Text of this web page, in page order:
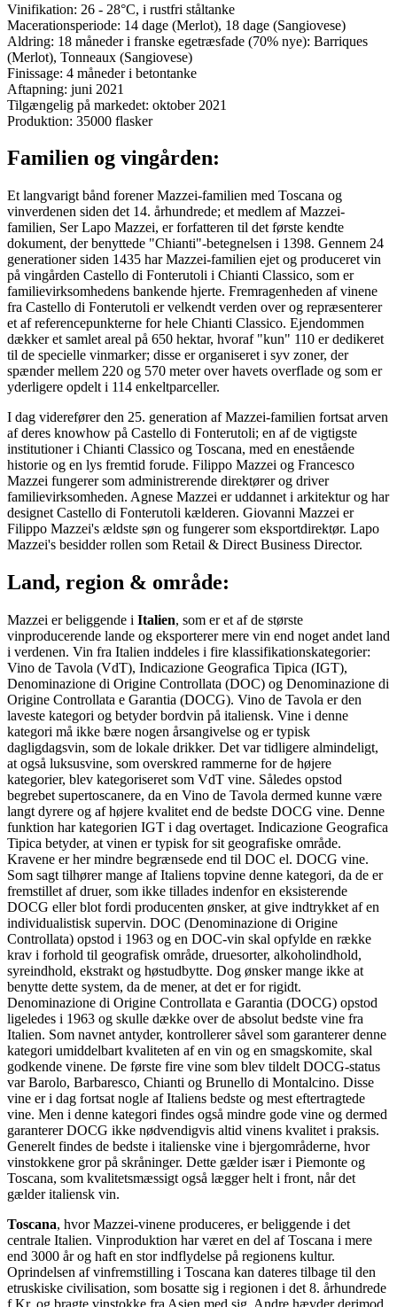
Vinifikation: 26 - 28°C, i rustfri ståltanke
Macerationsperiode: 14 dage (Merlot), 18 dage (Sangiovese)
Aldring: 18 måneder i franske egetræsfade (70% nye): Barriques
(Merlot), Tonneaux (Sangiovese)
Finissage: 4 måneder i betontanke
Aftapning: juni 2021
Tilgængelig på markedet: oktober 2021
Produktion: 35000 flasker
Familien og vingården:
Et langvarigt bånd forener Mazzei-familien med Toscana og
vinverdenen siden det 14. århundrede; et medlem af Mazzei-
familien, Ser Lapo Mazzei, er forfatteren til det første kendte
dokument, der benyttede "Chianti"-betegnelsen i 1398. Gennem 24
generationer siden 1435 har Mazzei-familien ejet og produceret vin
på vingården Castello di Fonterutoli i Chianti Classico, som er
familievirksomhedens bankende hjerte. Fremragenheden af vinene
fra Castello di Fonterutoli er velkendt verden over og repræsenterer
et af referencepunkterne for hele Chianti Classico. Ejendommen
dækker et samlet areal på 650 hektar, hvoraf "kun" 110 er dedikeret
til de specielle vinmarker; disse er organiseret i syv zoner, der
spænder mellem 220 og 570 meter over havets overflade og som er
yderligere opdelt i 114 enkeltparceller.
I dag viderefører den 25. generation af Mazzei-familien fortsat arven
af deres knowhow på Castello di Fonterutoli; en af ​​de vigtigste
institutioner i Chianti Classico og Toscana, med en enestående
historie og en lys fremtid forude. Filippo Mazzei og Francesco
Mazzei fungerer som administrerende direktører og driver
familievirksomheden. Agnese Mazzei er uddannet i arkitektur og har
designet Castello di Fonterutoli kælderen. Giovanni Mazzei er
Filippo Mazzei's ældste søn og fungerer som eksportdirektør. Lapo
Mazzei's besidder rollen som Retail & Direct Business Director.
Land, region & område:
Mazzei er beliggende i Italien, som er et af de største
vinproducerende lande og eksporterer mere vin end noget andet land
i verdenen. Vin fra Italien inddeles i fire klassifikationskategorier:
Vino de Tavola (VdT), Indicazione Geografica Tipica (IGT),
Denominazione di Origine Controllata (DOC) og Denominazione di
Origine Controllata e Garantia (DOCG). Vino de Tavola er den
laveste kategori og betyder bordvin på italiensk. Vine i denne
kategori må ikke bære nogen årsangivelse og er typisk
dagligdagsvin, som de lokale drikker. Det var tidligere almindeligt,
at også luksusvine, som overskred rammerne for de højere
kategorier, blev kategoriseret som VdT vine. Således opstod
begrebet supertoscanere, da en Vino de Tavola dermed kunne være
langt dyrere og af højere kvalitet end de bedste DOCG vine. Denne
funktion har kategorien IGT i dag overtaget. Indicazione Geografica
Tipica betyder, at vinen er typisk for sit geografiske område.
Kravene er her mindre begrænsede end til DOC el. DOCG vine.
Som sagt tilhører mange af Italiens topvine denne kategori, da de er
fremstillet af druer, som ikke tillades indenfor en eksisterende
DOCG eller blot fordi producenten ønsker, at give indtrykket af en
individualistisk supervin. DOC (Denominazione di Origine
Controllata) opstod i 1963 og en DOC-vin skal opfylde en række
krav i forhold til geografisk område, druesorter, alkoholindhold,
syreindhold, ekstrakt og høstudbytte. Dog ønsker mange ikke at
benytte dette system, da de mener, at det er for rigidt.
Denominazione di Origine Controllata e Garantia (DOCG) opstod
ligeledes i 1963 og skulle dække over de absolut bedste vine fra
Italien. Som navnet antyder, kontrollerer såvel som garanterer denne
kategori umiddelbart kvaliteten af en vin og en smagskomite, skal
godkende vinene. De første fire vine som blev tildelt DOCG-status
var Barolo, Barbaresco, Chianti og Brunello di Montalcino. Disse
vine er i dag fortsat nogle af Italiens bedste og mest eftertragtede
vine. Men i denne kategori findes også mindre gode vine og dermed
garanterer DOCG ikke nødvendigvis altid vinens kvalitet i praksis.
Generelt findes de bedste i italienske vine i bjergområderne, hvor
vinstokkene gror på skråninger. Dette gælder især i Piemonte og
Toscana, som kvalitetsmæssigt også lægger helt i front, når det
gælder italiensk vin.
Toscana, hvor Mazzei-vinene produceres, er beliggende i det
centrale Italien. Vinproduktion har været en del af Toscana i mere
end 3000 år og haft en stor indflydelse på regionens kultur.
Oprindelsen af vinfremstilling i Toscana kan dateres tilbage til den
etruskiske civilisation, som bosatte sig i regionen i det 8. århundrede